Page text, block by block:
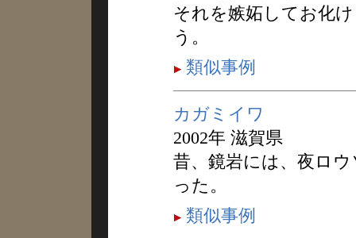
それを嫉妬してお化
う。
類似事例
カガミイワ
2002年 滋賀県
昔、鏡岩には、夜ロ
った。
類似事例